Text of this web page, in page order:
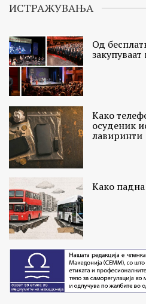
ИСТРАЖУВАЊА
Од
Како
осуденик
лавиринти
Како